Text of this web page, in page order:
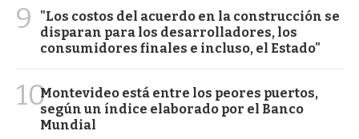
9
"Los costos del acuerdo en la construcción se
disparan para los desarrolladores, los
consumidores finales e incluso, el Estado"
10Montevideo está entre los peores puertos,
según un índice elaborado por el Banco
Mundial